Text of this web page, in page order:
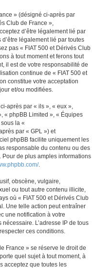
» (désigné ci-après par
Club de France »,
d’être légalement lié par
légalement lié par toutes
pas « FIAT 500 et Dérivés Club
à tout moment et ferons tout
il est de votre responsabilité de
continue de « FIAT 500 et
constitue votre acceptation
et/ou modifiées.
après par « ils », « eux »,
« phpBB Limited », « Équipes
la «
par « GPL ») et
phpBB facilite uniquement les
responsable du contenu ou des
de plus amples informations
.
obscène, vulgaire,
ou tout autre contenu illicite,
où « FIAT 500 et Dérivés Club
Une telle action peut entraîner
une notification à votre
L’adresse IP de tous
ces conditions.
France » se réserve le droit de
quel sujet à tout moment, à
acceptez que toutes les